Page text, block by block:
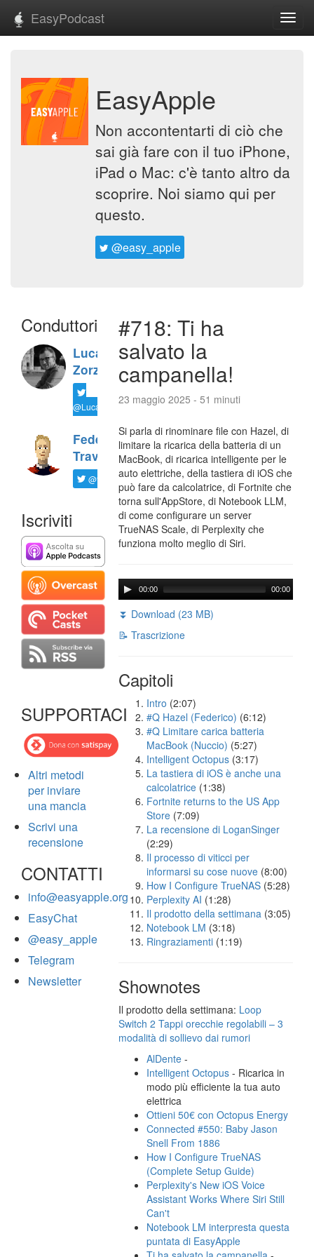
EasyPodcast
EasyApple
Non accontentarti di ciò che
sai già fare con il tuo iPhone,
iPad o Mac: c'è tanto altro da
scoprire. Noi siamo qui per
questo.
@easy_apple
Conduttori
Luca
Zorzi
@LucaTNT
Federico
Travaini
@ftrava
Iscriviti
SUPPORTACI
Altri metodi
per inviare
una mancia
Scrivi una
recensione
CONTATTI
info@easyapple.org
EasyChat
@easy_apple
Telegram
Newsletter
#718: Ti ha
salvato la
campanella!
23 maggio 2025 - 51 minuti
Si parla di rinominare file con Hazel, di
limitare la ricarica della batteria di un
MacBook, di ricarica intelligente per le
auto elettriche, della tastiera di iOS che
può fare da calcolatrice, di Fortnite che
torna sull'AppStore, di Notebook LLM,
di come configurare un server
TrueNAS Scale, di Perplexity che
funziona molto meglio di Siri.
00:00 00:00
⏬ Download (23 MB)
📝 Trascrizione
Capitoli
Intro (2:07)
#Q Hazel (Federico) (6:12)
#Q Limitare carica batteria
MacBook (Nuccio) (5:27)
Intelligent Octopus (3:17)
La tastiera di iOS è anche una
calcolatrice (1:38)
Fortnite returns to the US App
Store (7:09)
La recensione di LoganSinger
(2:29)
Il processo di viticci per
informarsi su cose nuove (8:00)
How I Configure TrueNAS (5:28)
Perplexity AI (1:28)
Il prodotto della settimana (3:05)
Notebook LM (3:18)
Ringraziamenti (1:19)
Shownotes
Il prodotto della settimana: Loop
Switch 2 Tappi orecchie regolabili – 3
modalità di sollievo dai rumori
AlDente -
Intelligent Octopus - Ricarica in
modo più efficiente la tua auto
elettrica
Ottieni 50€ con Octopus Energy
Connected #550: Baby Jason
Snell From 1886
How I Configure TrueNAS
(Complete Setup Guide)
Perplexity's New iOS Voice
Assistant Works Where Siri Still
Can't
Notebook LM interpresta questa
puntata di EasyApple